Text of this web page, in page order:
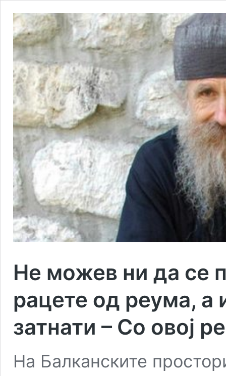
Не можев ни да се
рацете од реума, а
затнати – Со овој
На Балканските